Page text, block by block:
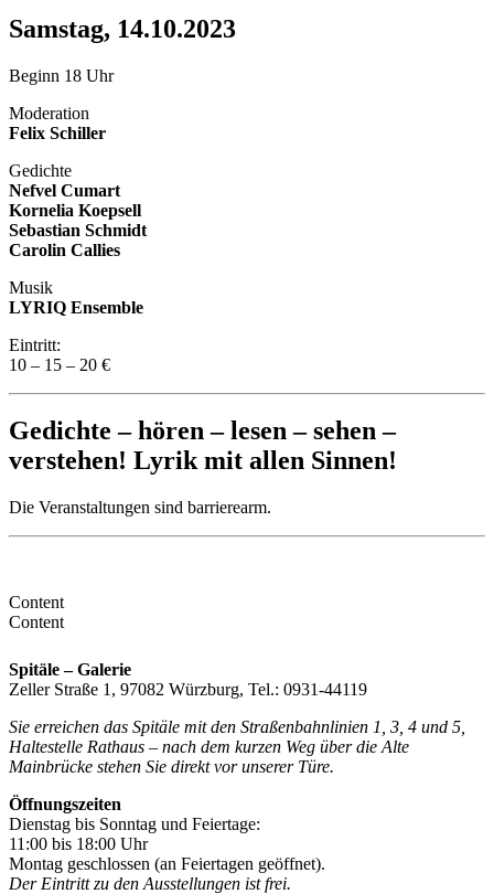
Samstag, 14.10.2023
Beginn 18 Uhr
Moderation
Felix Schiller
Gedichte
Nefvel Cumart
Kornelia Koepsell
Sebastian Schmidt
Carolin Callies
Musik
LYRIQ Ensemble
Eintritt:
10 – 15 – 20 €
Gedichte – hören – lesen – sehen –
verstehen! Lyrik mit allen Sinnen!
Die Veranstaltungen sind barrierearm.
Content
Content
Spitäle – Galerie
Zeller Straße 1, 97082 Würzburg, Tel.: 0931-44119
Sie erreichen das Spitäle mit den Straßenbahnlinien 1, 3, 4 und 5,
Haltestelle Rathaus – nach dem kurzen Weg über die Alte
Mainbrücke stehen Sie direkt vor unserer Türe.
Öffnungszeiten
Dienstag bis Sonntag und Feiertage:
11:00 bis 18:00 Uhr
Montag geschlossen (an Feiertagen geöffnet).
Der Eintritt zu den Ausstellungen ist frei.